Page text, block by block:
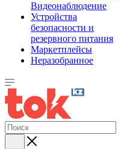
Видеонаблюдение
Устройства
безопасности и
резервного питания
Маркетплейсы
Неразобранное